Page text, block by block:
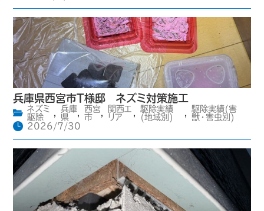
兵庫県西宮市T様邸 ネズミ対策施工
ネズミ
駆除
,
兵庫
県
,
西宮
市
,
関西エ
リア
,
駆除実績
(地域別)
,
駆除実績(害
獣・害虫別)
2026/7/30